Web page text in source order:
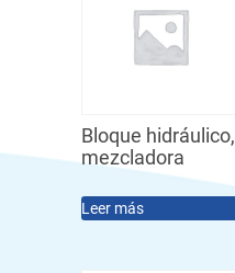
Bloque hidráulico,
mezcladora
Leer más